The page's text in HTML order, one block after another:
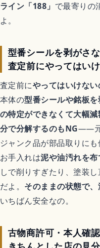
ライン「188」 で最寄りの
よ。
型番シールを剥がさ
査定前にやってはい
査定前にやってはいけない
本体の型番シールや銘板
の特定ができなくて大幅減
分で分解するのもNG——元
ジャンク品が部品取りに
お手入れは泥や油汚れを
しで削りすぎたり、塗装
だよ。 そのままの状態で
いちばん安全なの。
古物商許可・本人